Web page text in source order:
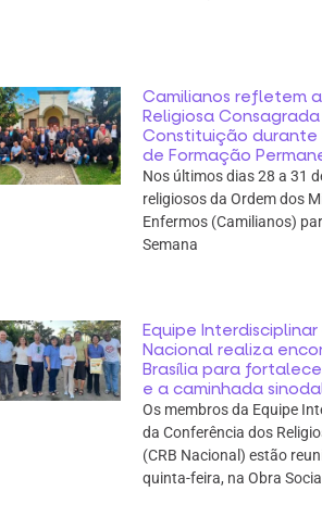
Camilianos refletem
Religiosa
Constituição durante
de Formação
Nos últimos dias 28 a 31
religiosos da Ordem dos
Enfermos (Camilianos)
Semana
Equipe Interdisciplinar
Nacional realiza
Brasília para
e a caminhada
Os membros da Equipe
da Conferência dos
(CRB Nacional) estão
quinta-feira, na Obra Social